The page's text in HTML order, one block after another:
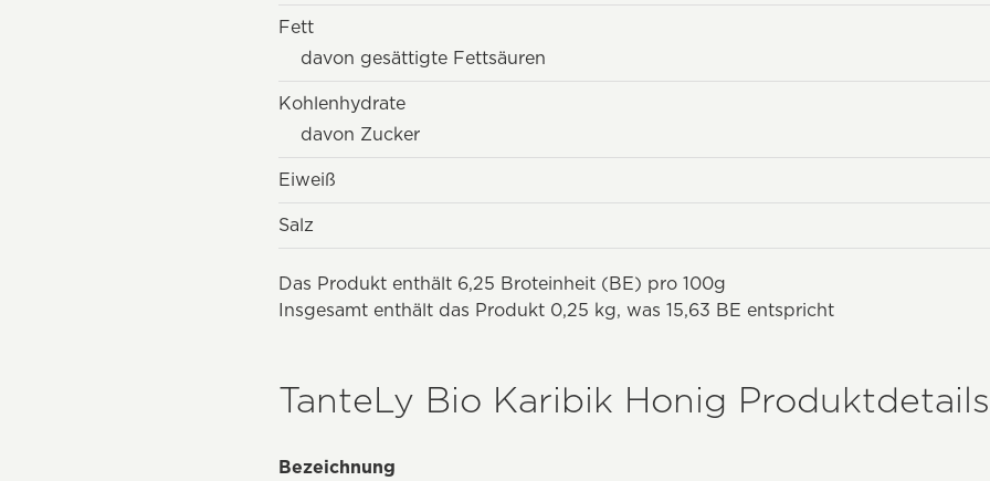
Fett
davon gesättigte Fettsäuren
Kohlenhydrate
davon Zucker
Eiweiß
Salz
Das Produkt enthält 6,25 Broteinheit (BE) pro 100g
Insgesamt enthält das Produkt 0,25 kg, was 15,63 BE entspricht
TanteLy Bio Karibik Honig Produktdetails
Bezeichnung